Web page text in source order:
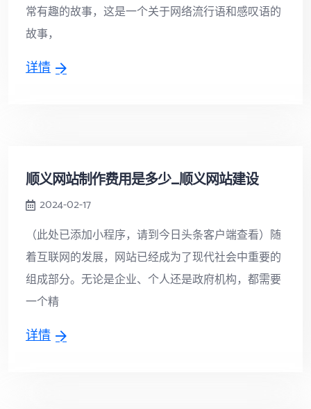
常有趣的故事，这是一个关于网络流行语和感叹语的
故事，
详情
顺义网站制作费用是多少_顺义网站建设
2024-02-17
（此处已添加小程序，请到今日头条客户端查看）随
着互联网的发展，网站已经成为了现代社会中重要的
组成部分。无论是企业、个人还是政府机构，都需要
一个精
详情